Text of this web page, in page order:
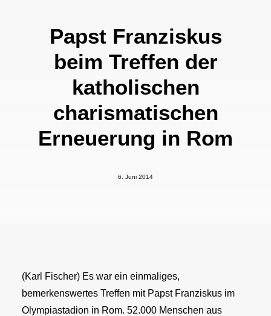
Papst Franziskus
beim Treffen der
katholischen
charismatischen
Erneuerung in Rom
6. Juni 2014
(Karl Fischer) Es war ein einmaliges,
bemerkenswertes Treffen mit Papst Franziskus im
Olympiastadion in Rom. 52.000 Menschen aus